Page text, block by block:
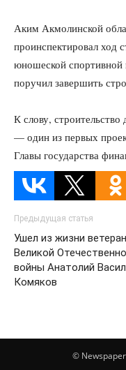
Аким Акмолинской
проинспектировал ход
юношеской
поручил завершить
К слову,
— один из первых
Главы государства
государству средств.
Предыдущая статья
Ушел из жизни ветеран
Великой
войны Анатолий
Комяков
©